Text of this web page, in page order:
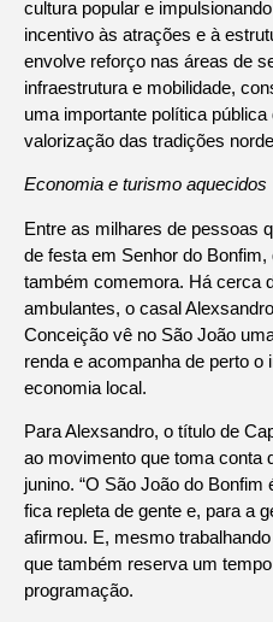
cultura popular e
incentivo às atrações e à
envolve reforço nas áreas de
infraestrutura e mobilidade,
uma importante política
valorização das tradições
Economia e turismo aquecidos
Entre as milhares de pessoas
de festa em Senhor do
também comemora. Há cerca
ambulantes, o casal
Conceição vê no São João
renda e acompanha de perto o
economia local.
Para Alexsandro, o título de
ao movimento que toma conta
junino. “O São João do Bonfim
fica repleta de gente e, para a
afirmou. E, mesmo
que também reserva um
programação.